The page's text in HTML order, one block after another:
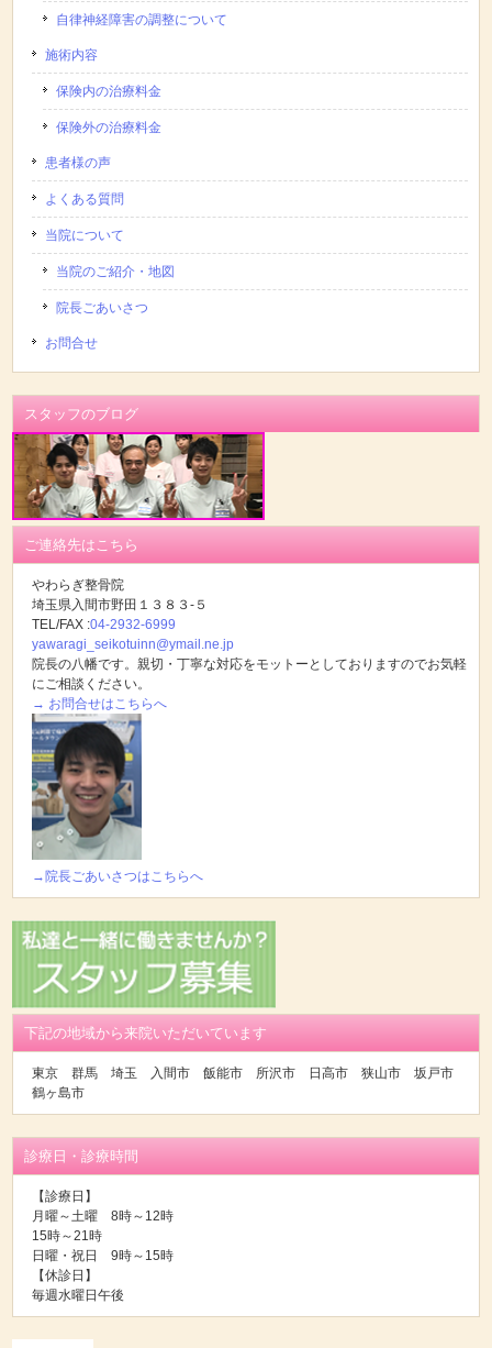
自律神経障害の調整について
施術内容
保険内の治療料金
保険外の治療料金
患者様の声
よくある質問
当院について
当院のご紹介・地図
院長ごあいさつ
お問合せ
スタッフのブログ
ご連絡先はこちら
やわらぎ整骨院
埼玉県入間市野田１３８３-５
TEL/FAX :04-2932-6999
yawaragi_seikotuinn@ymail.ne.jp
院長の八幡です。親切・丁寧な対応をモットーとしておりますのでお気軽
にご相談ください。
→ お問合せはこちらへ
→院長ごあいさつはこちらへ
下記の地域から来院いただいています
東京 群馬 埼玉 入間市 飯能市 所沢市 日高市 狭山市 坂戸市
鶴ヶ島市
診療日・診療時間
【診療日】
月曜～土曜 8時～12時
15時～21時
日曜・祝日 9時～15時
【休診日】
毎週水曜日午後